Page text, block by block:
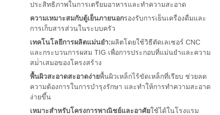
ประสิทธิภาพในการเตรียมอาหารและทําความสะอาด
ความเหมาะสมกับตู้เย็นภายนอกรองรับการเย็นเครื่องดื่มและ
การเก็บสารส่วนในระบบครัว
เทคโนโลยีการผลิตแม่นยํา:ผลิตโดยใช้วิธีตัดเลเซอร์ CNC
และกระบวนการผสม TIG เพื่อการประกอบที่แม่นยําและความ
สม่ําเสมอของโครงสร้าง
พื้นผิวสะอาดสะอาดง่ายพื้นผิวเหล็กไร้ขัดเหล็กที่เรียบ ช่วยลด
ความต้องการในการบํารุงรักษา และทําให้การทําความสะอาด
ง่ายขึ้น
เหมาะสําหรับโครงการพาณิชย์และอาศัยใช้ได้ในโรงแรม